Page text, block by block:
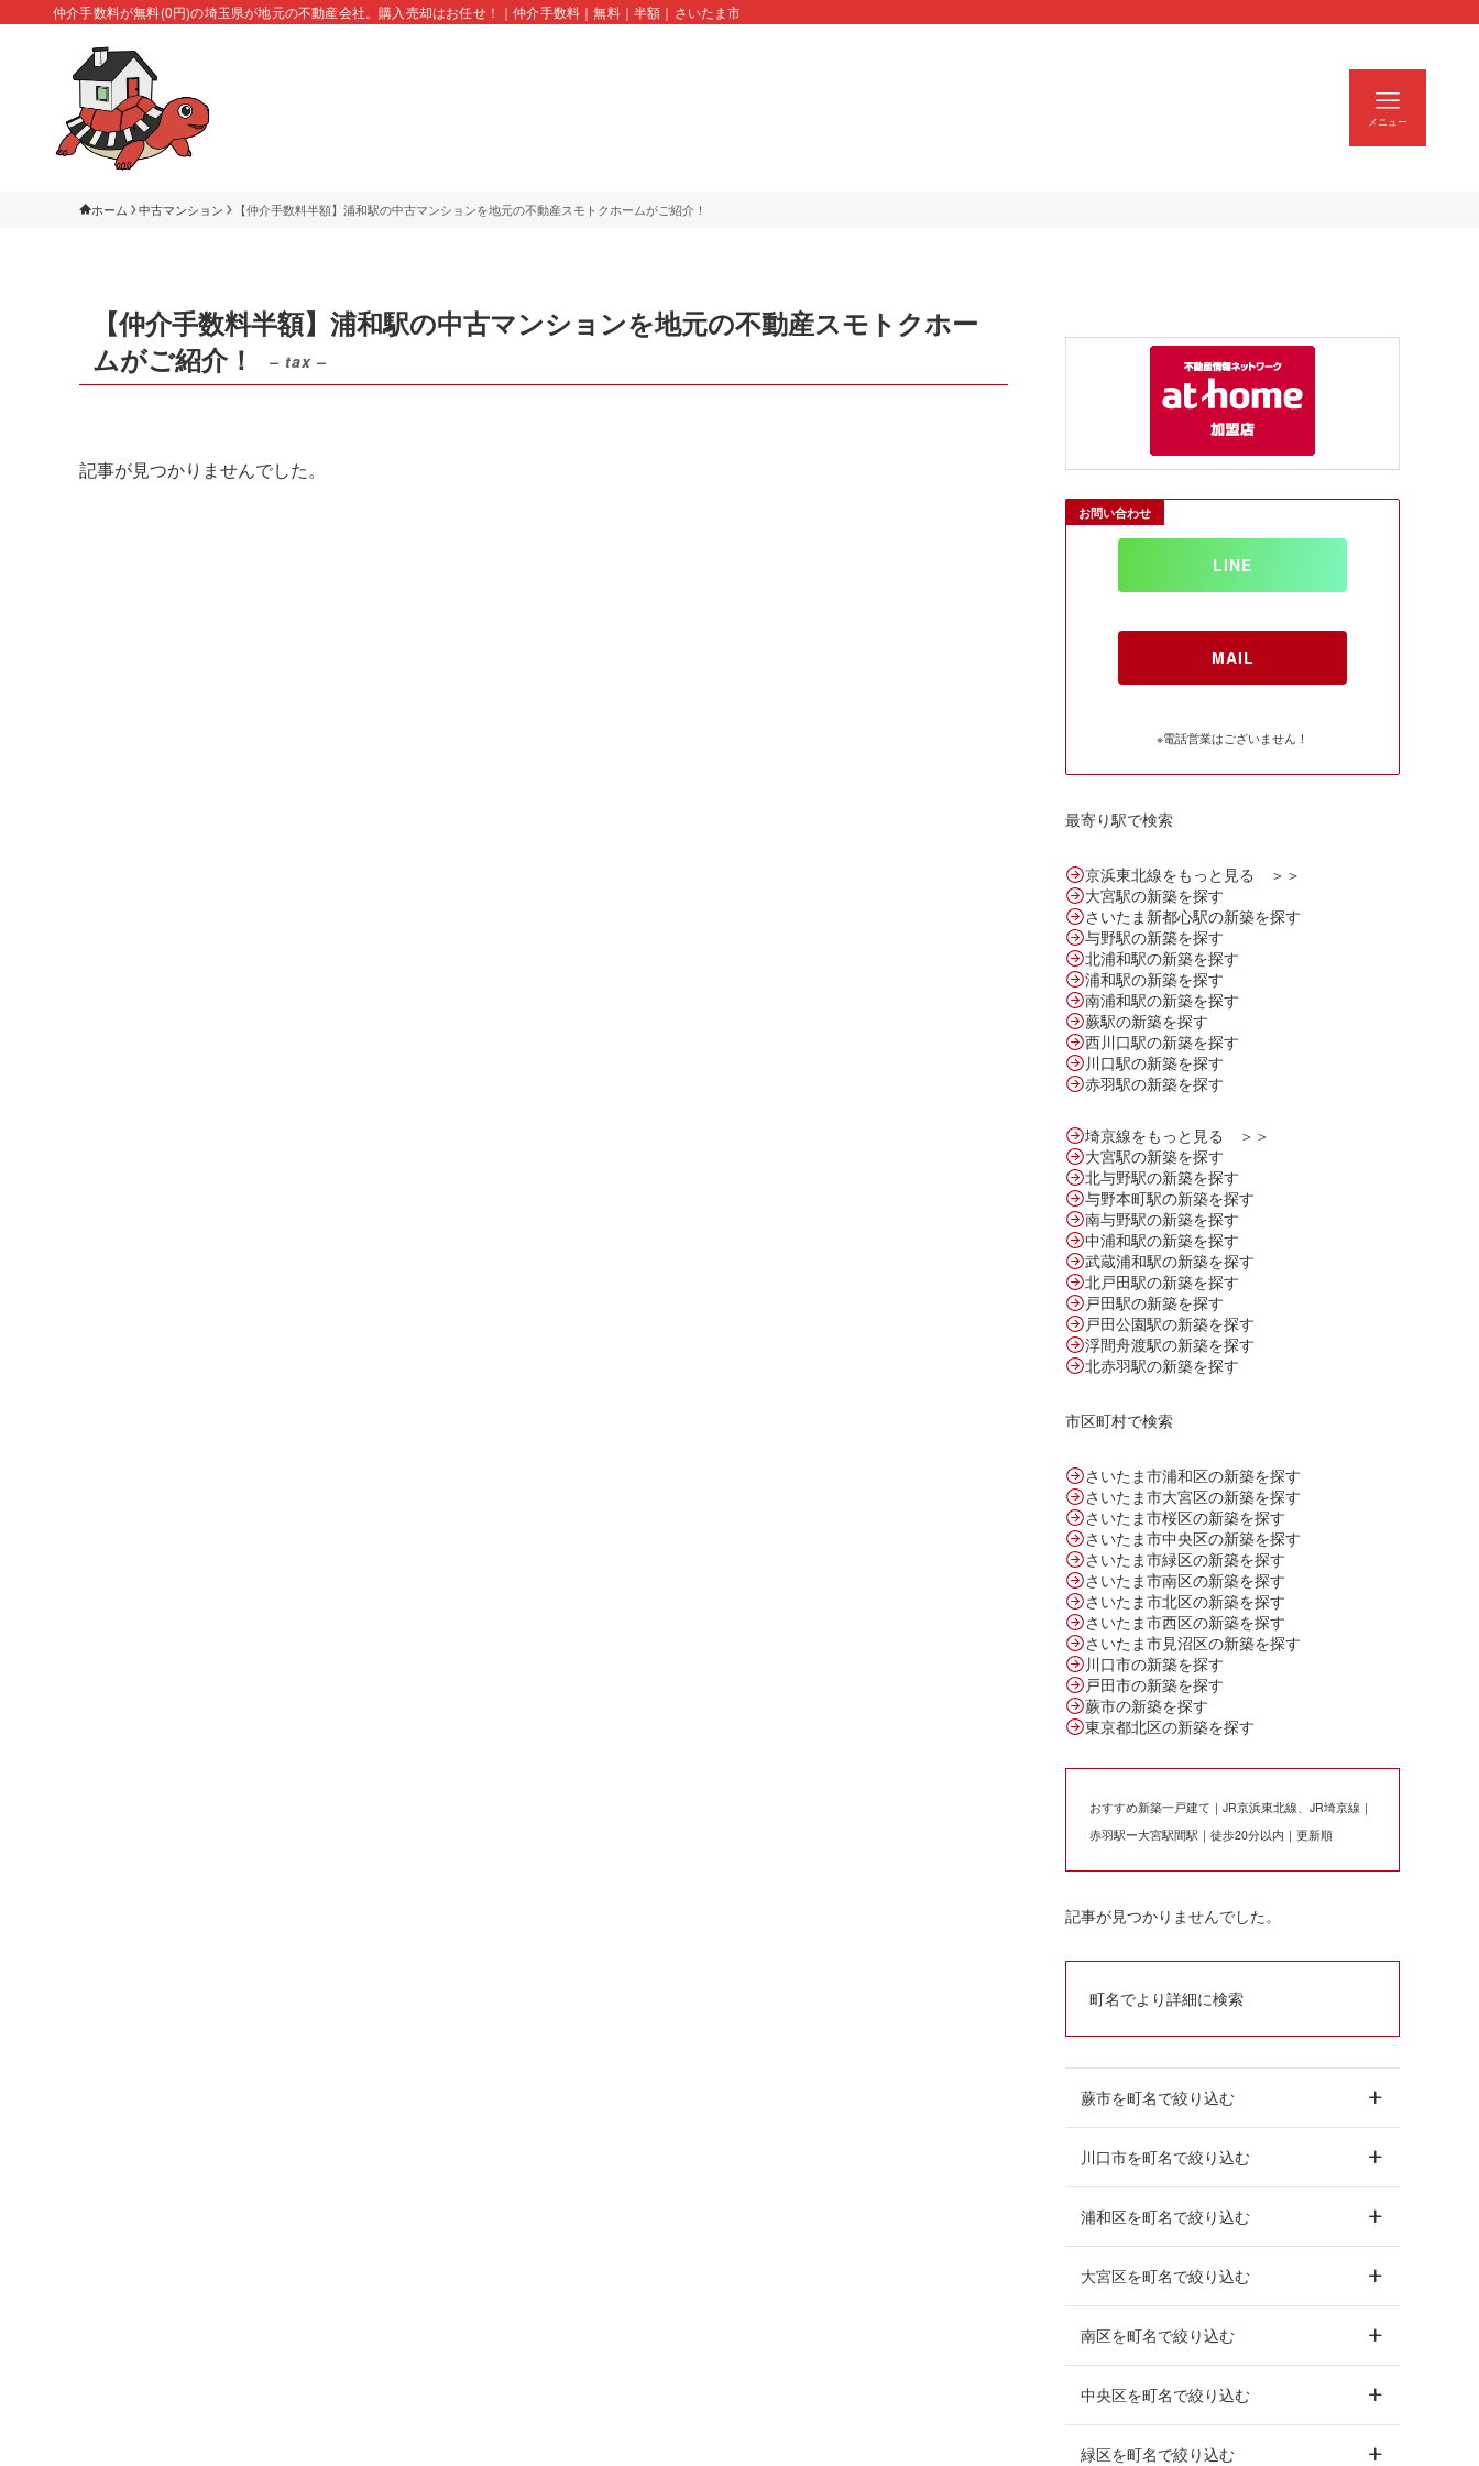
仲介手数料が無料(0円)の埼玉県が地元の不動産会社。購入売却はお任せ！｜仲介手数料｜無料｜半額｜さいたま市｜川口市｜蕨市｜久喜市｜スモトクホーム | スモトクホーム
メニュー
ホーム 中古マンション 【仲介手数料半額】浦和駅の中古マンションを地元の不動産スモトクホームがご紹介！
【仲介手数料半額】浦和駅の中古マンションを地元の不動産スモトクホー
ムがご紹介！
– tax –
記事が見つかりませんでした。
お問い合わせ
LINE
MAIL
※電話営業はございません！
最寄り駅で検索
京浜東北線をもっと見る ＞＞
大宮駅の新築を探す
さいたま新都心駅の新築を探す
与野駅の新築を探す
北浦和駅の新築を探す
浦和駅の新築を探す
南浦和駅の新築を探す
蕨駅の新築を探す
西川口駅の新築を探す
川口駅の新築を探す
赤羽駅の新築を探す
埼京線をもっと見る ＞＞
大宮駅の新築を探す
北与野駅の新築を探す
与野本町駅の新築を探す
南与野駅の新築を探す
中浦和駅の新築を探す
武蔵浦和駅の新築を探す
北戸田駅の新築を探す
戸田駅の新築を探す
戸田公園駅の新築を探す
浮間舟渡駅の新築を探す
北赤羽駅の新築を探す
市区町村で検索
さいたま市浦和区の新築を探す
さいたま市大宮区の新築を探す
さいたま市桜区の新築を探す
さいたま市中央区の新築を探す
さいたま市緑区の新築を探す
さいたま市南区の新築を探す
さいたま市北区の新築を探す
さいたま市西区の新築を探す
さいたま市見沼区の新築を探す
川口市の新築を探す
戸田市の新築を探す
蕨市の新築を探す
東京都北区の新築を探す
おすすめ新築一戸建て｜JR京浜東北線、JR埼京線｜
赤羽駅ー大宮駅間駅｜徒歩20分以内｜更新順
記事が見つかりませんでした。
町名でより詳細に検索
蕨市を町名で絞り込む
川口市を町名で絞り込む
浦和区を町名で絞り込む
大宮区を町名で絞り込む
南区を町名で絞り込む
中央区を町名で絞り込む
緑区を町名で絞り込む